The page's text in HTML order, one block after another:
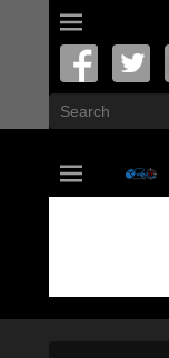
Search
Blog de